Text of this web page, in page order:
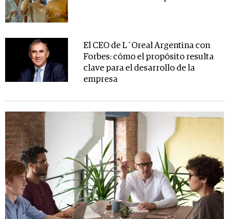
El CEO de L´Oreal Argentina con
Forbes: cómo el propósito resulta
clave para el desarrollo de la
empresa